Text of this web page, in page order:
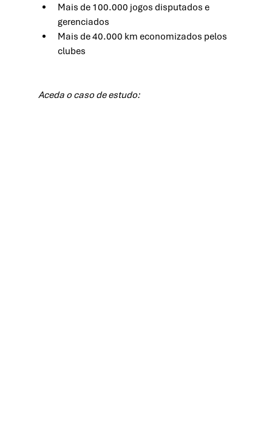
Mais de 100.000 jogos disputados e
gerenciados
Mais de 40.000 km economizados pelos
clubes
Aceda o caso de estudo: